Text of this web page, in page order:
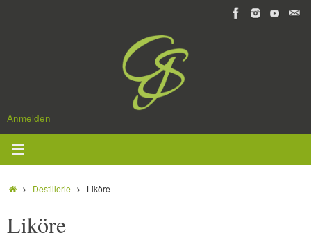
Anmelden
StartDestillerie Liköre
Liköre